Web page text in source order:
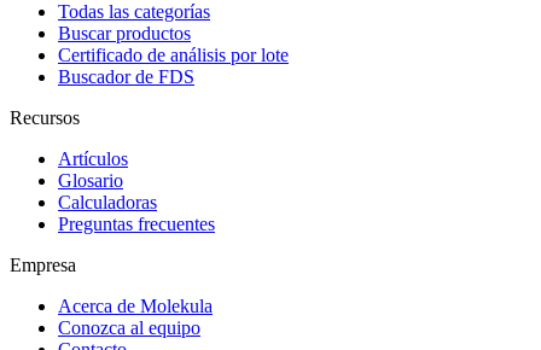
Todas las categorías
Buscar productos
Certificado de análisis por lote
Buscador de FDS
Recursos
Artículos
Glosario
Calculadoras
Preguntas frecuentes
Empresa
Acerca de Molekula
Conozca al equipo